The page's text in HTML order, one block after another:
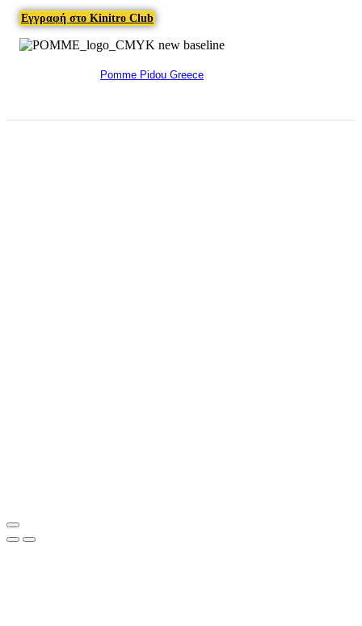
Εγγραφή στο Kinitro Club
Pomme Pidou Greece